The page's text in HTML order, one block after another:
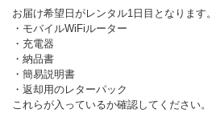
お届け希望日がレンタル1日目となります。
・モバイルWiFiルーター
・充電器
・納品書
・簡易説明書
・返却用のレターパック
これらが入っているか確認してください。